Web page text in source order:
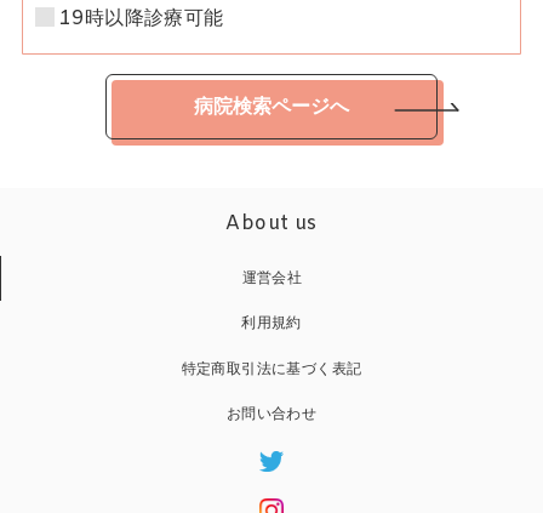
19時以降診療可能
病院検索ページへ
About us
運営会社
利用規約
特定商取引法に基づく表記
お問い合わせ